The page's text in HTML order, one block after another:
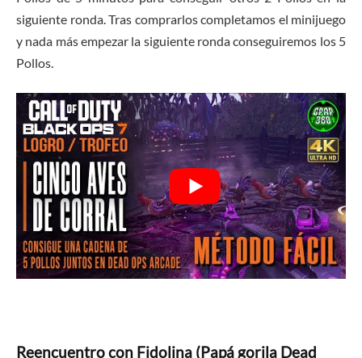
siguiente ronda. Tras comprarlos completamos el minijuego
y nada más empezar la siguiente ronda conseguiremos los 5
Pollos.
Reencuentro con Fidolina (Papá gorila Dead